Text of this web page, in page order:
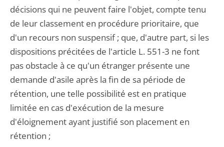
décisions qui ne peuvent faire l'objet, compte tenu
de leur classement en procédure prioritaire, que
d'un recours non suspensif ; que, d'autre part, si les
dispositions précitées de l'article L. 551-3 ne font
pas obstacle à ce qu'un étranger présente une
demande d'asile après la fin de sa période de
rétention, une telle possibilité est en pratique
limitée en cas d'exécution de la mesure
d'éloignement ayant justifié son placement en
rétention ;